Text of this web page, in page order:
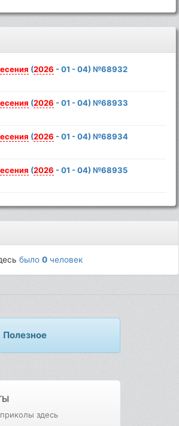
(2026 - 01 - 04) №68932
(2026 - 01 - 04) №68933
(2026 - 01 - 04) №68934
(2026 - 01 - 04) №68935
было0 человек
Полезное
здесь